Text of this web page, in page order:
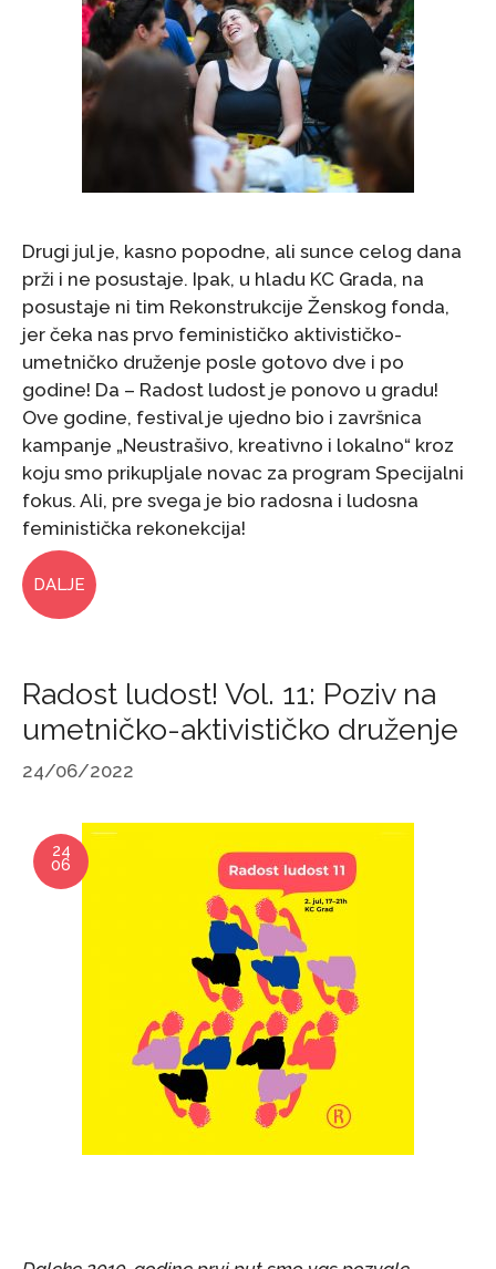
Drugi jul je, kasno popodne, ali sunce celog dana
prži i ne posustaje. Ipak, u hladu KC Grada, na
posustaje ni tim Rekonstrukcije Ženskog fonda,
jer čeka nas prvo feminističko aktivističko-
umetničko druženje posle gotovo dve i po
godine! Da – Radost ludost je ponovo u gradu!
Ove godine, festival je ujedno bio i završnica
kampanje „Neustrašivo, kreativno i lokalno“ kroz
koju smo prikupljale novac za program Specijalni
fokus. Ali, pre svega je bio radosna i ludosna
feministička rekonekcija!
DALJE
Radost ludost! Vol. 11: Poziv na
umetničko-aktivističko druženje
24/06/2022
24
06